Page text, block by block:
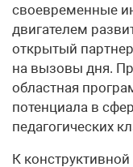
своевременные
двигателем
открытый
на вызовы дня.
областная
потенциала в
педагогических
К